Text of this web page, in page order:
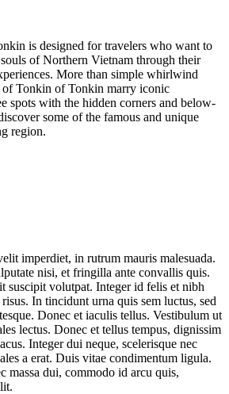
is designed for travelers who want to
of Northern Vietnam through their
More than simple whirlwind
of Tonkin of Tonkin marry iconic
spots with the hidden corners and below-
some of the famous and unique
region.
imperdiet, in rutrum mauris malesuada.
nisi, et fringilla ante convallis quis.
suscipit volutpat. Integer id felis et nibh
In tincidunt urna quis sem luctus, sed
Donec et iaculis tellus. Vestibulum ut
lectus. Donec et tellus tempus, dignissim
Integer dui neque, scelerisque nec
a erat. Duis vitae condimentum ligula.
massa dui, commodo id arcu quis,